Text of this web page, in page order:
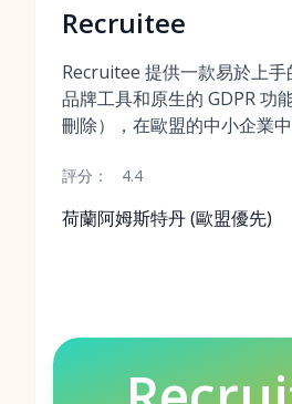
Recruitee
Recruitee 提供一款易於上手
品牌工具和原生的 GDPR 功
刪除），在歐盟的中小企業中
評分： 4.4
荷蘭阿姆斯特丹 (歐盟優先)